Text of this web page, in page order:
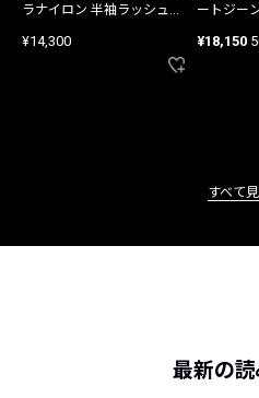
ラナイロン 半袖ラッシュガ
¥14,300
ートジー
¥18,150
すべて
最新の